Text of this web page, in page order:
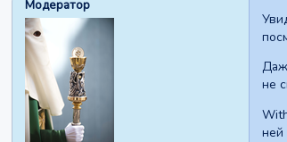
Модератор
не
ней